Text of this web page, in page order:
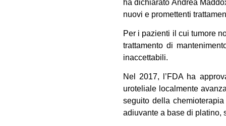
ha dichiarato Andrea
nuovi e promettenti
Per i pazienti il cui tumore
trattamento di
inaccettabili.
Nel 2017, l’FDA ha
uroteliale localmente
seguito della
adiuvante a base di platino,